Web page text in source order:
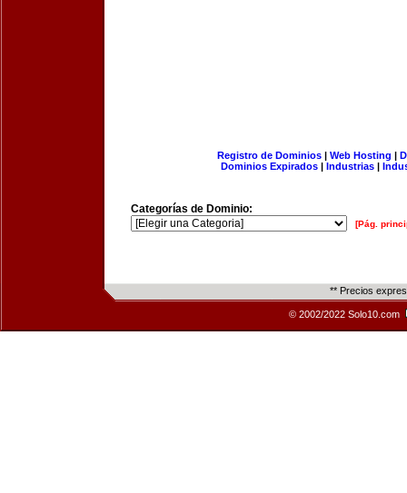
Registro de Dominios| Web Hosting |
Dominios Expirados | Industrias |
Categorías de Dominio:
[Pág.
** Precios
© 2002/2022 Solo10.com